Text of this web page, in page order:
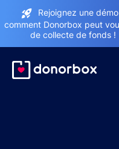
Rejoignez une
comment Donorbox peut
de collecte de fonds !